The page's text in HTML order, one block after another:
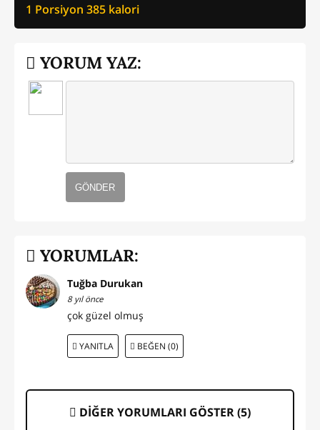
1 Porsiyon 385 kalori
YORUM YAZ:
GÖNDER
YORUMLAR:
Tuğba Durukan
8 yıl önce
çok güzel olmuş
YANITLA BEĞEN (0)
DİĞER YORUMLARI GÖSTER (5)